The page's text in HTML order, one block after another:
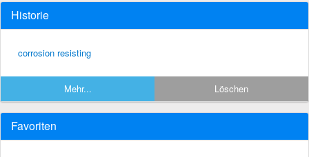
Historie
corrosion resisting
Mehr... Löschen
Favoriten